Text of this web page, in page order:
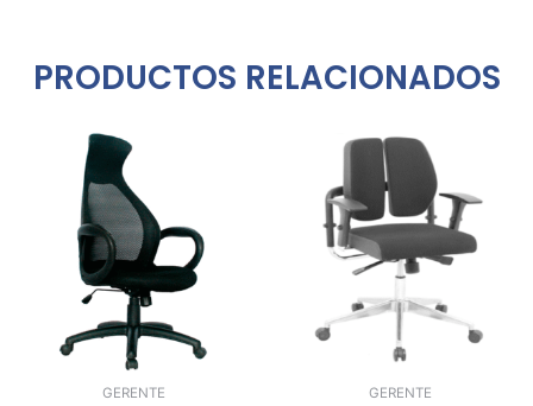
PRODUCTOS RELACIONADOS
GERENTE GERENTE